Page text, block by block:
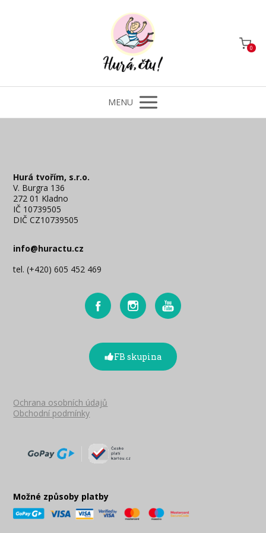
0
MENU
Hurá tvořím, s.r.o.
V. Burgra 136
272 01 Kladno
IČ 10739505
DIČ CZ10739505
info@huractu.cz
tel. (+420) 605 452 469
FB skupina
Ochrana osobních údajů
Obchodní podmínky
Možné způsoby platby